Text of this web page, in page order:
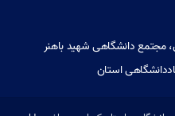
بلوار ۲۲ بهمن، مجتمع دانشگاهی شهید باهنر
استان